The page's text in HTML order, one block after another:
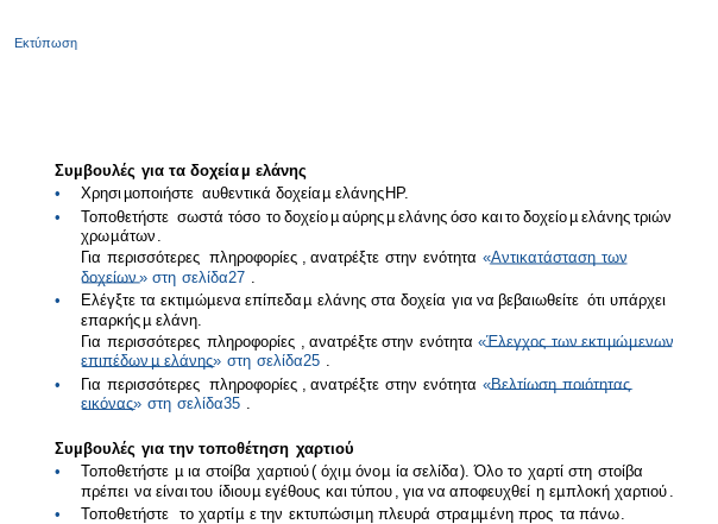
Εκτύπωση
Συµβουλές για τα δοχείαµ ελάνης
•
Χρησιµοποιήστε αυθεντικά δοχείαµ ελάνης HP.
•
Τοποθετήστε σωστά τόσο το δοχείοµ αύρηςµ ελάνης όσο καιτο δοχείοµ ελάνης τριών
χρωµάτων .
Για περισσότερες πληροφορίες , ανατρέξτε στην ενότητα «Αντικατάσταση των
δοχείων» στη σελίδα27 .
•
Ελέγξτε τα εκτιµώµενα επίπεδαµ ελάνης στα δοχεία για να βεβαιωθείτε ότι υπάρχει
επαρκήςµ ελάνη.
Για περισσότερες πληροφορίες , ανατρέξτε στην ενότητα «Έλεγχος των εκτιµώµενων
επιπέδων µ ελάνης» στη σελίδα25 .
•
Για περισσότερες πληροφορίες , ανατρέξτε στην ενότητα «Βελτίωση ποιότητας
εικόνας» στη σελίδα35 .
Συµβουλές για την τοποθέτηση χαρτιού
•
Τοποθετήστε µ ια στοίβα χαρτιού( όχιµ όνοµ ία σελίδα). Όλο το χαρτί στη στοίβα
πρέπει να είναιτου ίδιουµ εγέθους και τύπου , για να αποφευχθεί η εµπλοκή χαρτιού .
•
Τοποθετήστε το χαρτίµ ε την εκτυπώσιµη πλευρά στραµµένη προς τα πάνω.